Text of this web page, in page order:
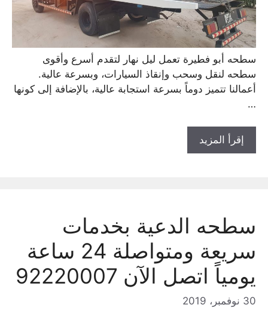
سطحه أبو فطيرة تعمل ليل نهار لتقدم أسرع وأقوى
سطحه لنقل وسحب وإنقاذ السيارات، وبسرعة عالية.
أعمالنا تتميز دوماً بسرعة استجابة عالية، بالإضافة إلى كونها
إقرأ المزيد
سطحه الدعية بخدمات
سريعة ومتواصلة 24 ساعة
يومياً اتصل الآن 92220007
30 نوفمبر، 2019